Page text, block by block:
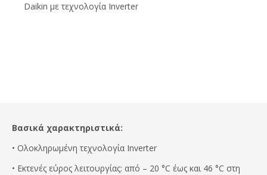
Daikin με τεχνολογία Inverter
Βασικά χαρακτηριστικά:
• Ολοκληρωμένη τεχνολογία Inverter
• Εκτενές εύρος λειτουργίας: από – 20 °C έως και 46 °C στη